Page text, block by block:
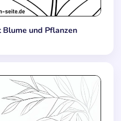
und Pflanzen